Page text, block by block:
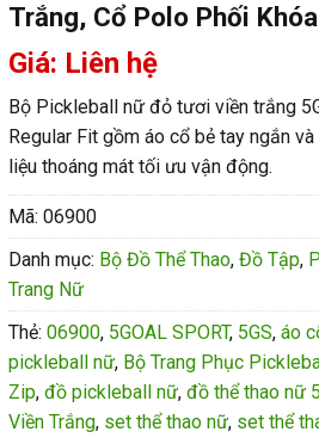
Trắng, Cổ Polo Phối
Giá: Liên hệ
Bộ Pickleball nữ đỏ tươi viền trắng
Regular Fit gồm áo cổ bẻ tay ngắn
liệu thoáng mát tối ưu vận động.
Mã: 06900
Danh mục: Bộ Đồ Thể Thao, Đồ Tập,
Trang Nữ
Thẻ: 06900, 5GOAL SPORT, 5GS, áo
pickleball nữ, Bộ Trang Phục
Zip, đồ pickleball nữ, đồ thể thao nữ
Viền Trắng, set thể thao nữ, set thể